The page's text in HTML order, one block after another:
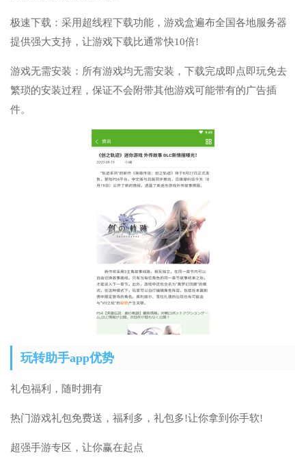
极速下载：采用超线程下载功能，游戏盒遍布全国各地服务器
提供强大支持，让游戏下载比通常快10倍!
游戏无需安装：所有游戏均无需安装，下载完成即点即玩免去
繁琐的安装过程，保证不会附带其他游戏可能带有的广告插
件。
玩转助手app优势
礼包福利，随时拥有
热门游戏礼包免费送，福利多，礼包多!让你拿到你手软!
超强手游专区，让你赢在起点